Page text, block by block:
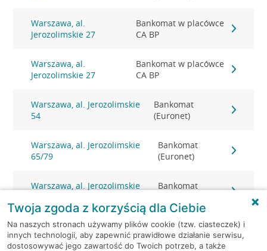
Warszawa, al.
Jerozolimskie 27
Bankomat w placówce
CA BP
Warszawa, al.
Jerozolimskie 27
Bankomat w placówce
CA BP
Warszawa, al. Jerozolimskie
54
Bankomat
(Euronet)
Warszawa, al. Jerozolimskie
65/79
Bankomat
(Euronet)
Warszawa, al. Jerozolimskie
Bankomat
Warszawa, Al.Jerozolimskie
87
Bankomat (Planet
Cash)
Twoja zgoda z korzyścią dla Ciebie
Na naszych stronach używamy plików cookie (tzw. ciasteczek) i
innych technologii, aby zapewnić prawidłowe działanie serwisu,
dostosowywać jego zawartość do Twoich potrzeb, a także